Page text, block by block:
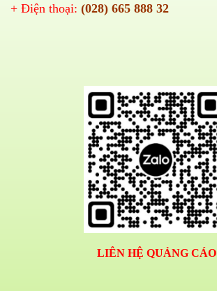
+ Điện thoại: (028) 665 888 32
LIÊN HỆ QUẢNG CÁO